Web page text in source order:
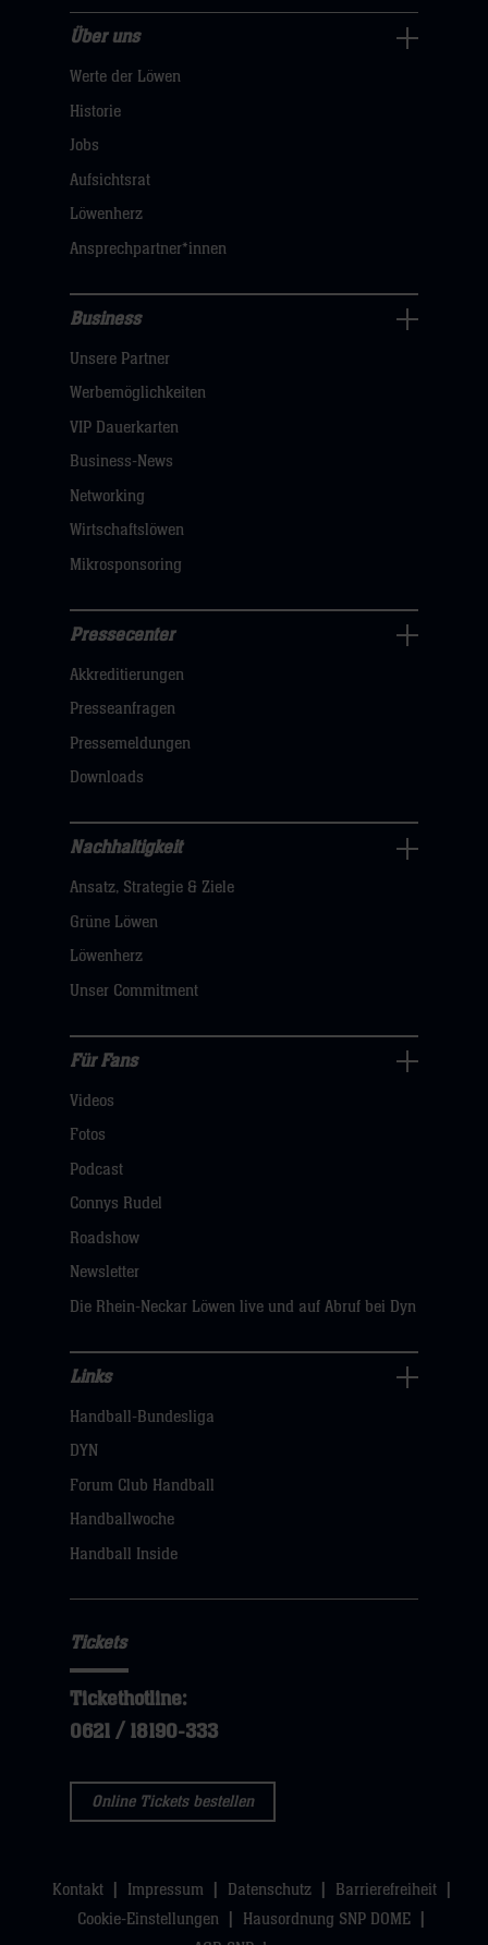
uns
Navigation
öffnen,
hier
Über uns
Werte der Löwen
Historie
Jobs
Aufsichtsrat
Löwenherz
Ansprechpartner*innen
Navigation
öffnen,
dann
klicken
Business
Unsere Partner
Werbemöglichkeiten
VIP Dauerkarten
Business-News
Networking
Wirtschaftslöwen
Mikrosponsoring
Navigation
öffnen,
dann
klicken
hier
Pressecenter
Akkreditierungen
Presseanfragen
Pressemeldungen
Downloads
Nachhaltigkeit
Navigation
öffnen,
dann
hier
Nachhaltigkeit
Ansatz, Strategie & Ziele
Grüne Löwen
Löwenherz
Unser Commitment
Fans
Navigation
öffnen,
dann
hier
Für Fans
Videos
Fotos
Podcast
Connys Rudel
Roadshow
Newsletter
Die Rhein-Neckar Löwen live und auf Abruf bei Dyn
Navigation
öffnen,
dann
klicken
Links
Handball-Bundesliga
DYN
Forum Club Handball
Handballwoche
Handball Inside
Tickets
Tickethotline:
0621 / 18190-333
Online Tickets bestellen
Kontakt Impressum Datenschutz
Barrierefreiheit
Cookie-Einstellungen
Hausordnung SNP DOME